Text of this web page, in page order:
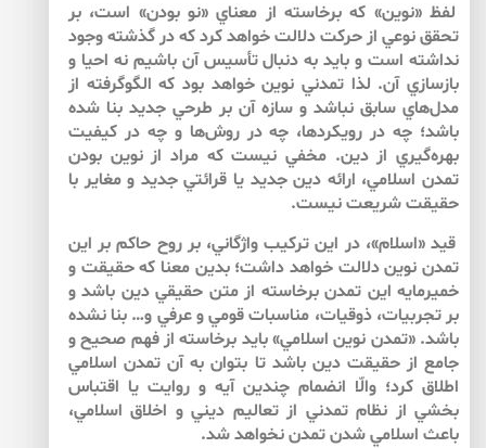
لفظ «نوين» كه برخاسته از معناي «نو بودن» است، بر
تحقق نوعي از حركت دلالت خواهد كرد كه در گذشته وجود
نداشته است و بايد به دنبال تأسيس آن باشيم نه احيا و
بازسازي آن. لذا تمدني نوين خواهد بود كه الگوگرفته از
مدل‌‌هاي سابق نباشد و سازه آن بر طرحي جديد بنا شده
باشد؛ چه در رويكردها، چه در روش‌‌ها و چه در كيفيت
بهره‌‌گيري از دين. مخفي نيست كه مراد از نوين بودن
تمدن اسلامي، ارائه دين جديد يا قرائتي جديد و مغاير با
حقيقت شريعت نيست.
قيد «اسلام»، در اين تركيب واژگاني، بر روح حاكم بر اين
تمدن نوين دلالت خواهد داشت؛ بدين معنا كه حقيقت و
خميرمايه اين تمدن برخاسته از متن حقيقي دين باشد و
بر تجربيات، ذوقيات، مناسبات قومي و عرفي و… بنا نشده
باشد. «تمدن نوين اسلامي» بايد برخاسته از فهم صحيح و
جامع از حقيقت دين باشد تا بتوان به آن تمدن اسلامي
اطلاق كرد؛ والّا انضمام چندين آيه و روايت يا اقتباس
بخشي از نظام تمدني از تعاليم ديني و اخلاق اسلامي،
باعث اسلامي شدن تمدن نخواهد شد.